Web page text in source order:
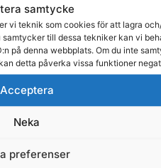
samtycke
vi teknik som cookies för att lagra
till dessa tekniker kan vi
på denna webbplats. Om du inte
detta påverka vissa funktioner
Acceptera
Neka
preferenser